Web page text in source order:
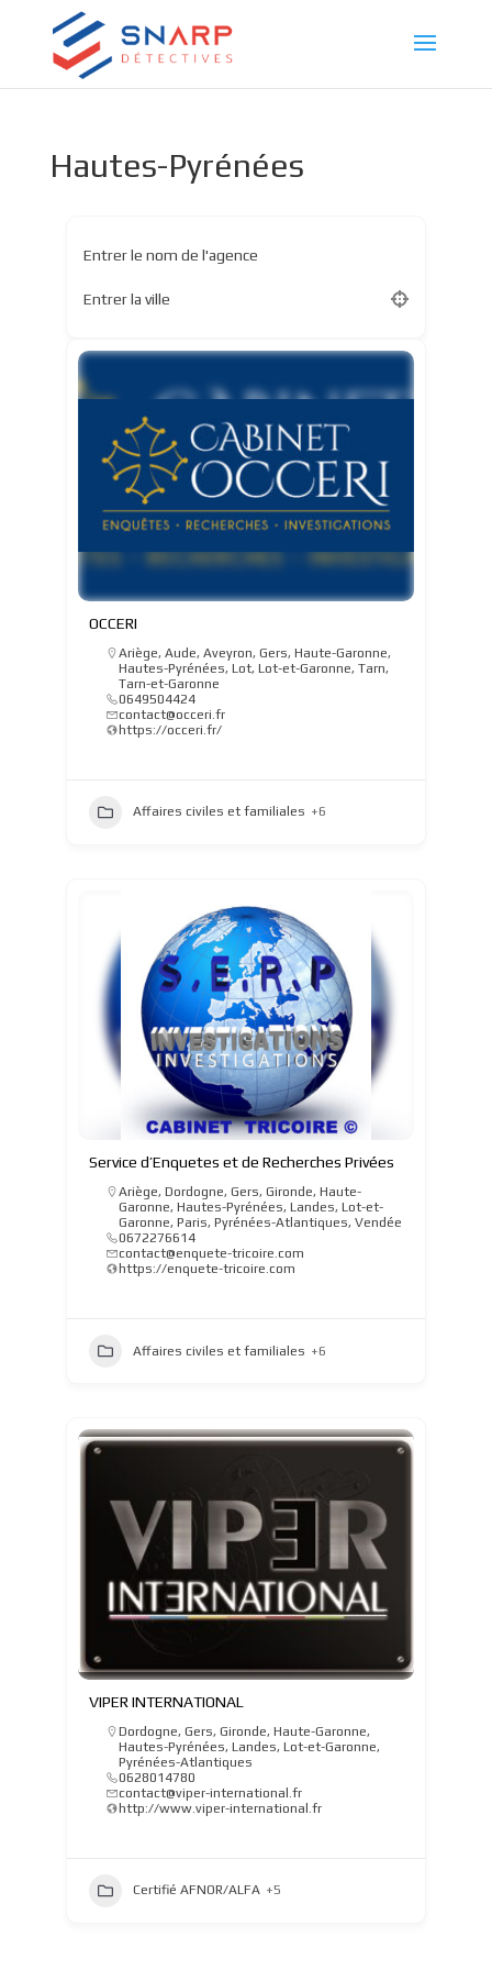
Hautes-Pyrénées
Entrer le nom de l'agence
Entrer la ville
OCCERI
Ariège, Aude, Aveyron, Gers, Haute-Garonne,
Hautes-Pyrénées, Lot, Lot-et-Garonne, Tarn,
Tarn-et-Garonne
0649504424
contact@occeri.fr
https://occeri.fr/
Affaires civiles et familiales +6
Service d’Enquetes et de Recherches Privées
Ariège, Dordogne, Gers, Gironde, Haute-
Garonne, Hautes-Pyrénées, Landes, Lot-et-
Garonne, Paris, Pyrénées-Atlantiques, Vendée
0672276614
contact@enquete-tricoire.com
https://enquete-tricoire.com
Affaires civiles et familiales +6
VIPER INTERNATIONAL
Dordogne, Gers, Gironde, Haute-Garonne,
Hautes-Pyrénées, Landes, Lot-et-Garonne,
Pyrénées-Atlantiques
0628014780
contact@viper-international.fr
http://www.viper-international.fr
Certifié AFNOR/ALFA +5